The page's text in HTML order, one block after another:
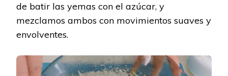
de batir las yemas con el azúcar, y
mezclamos ambos con movimientos suaves y
envolventes.